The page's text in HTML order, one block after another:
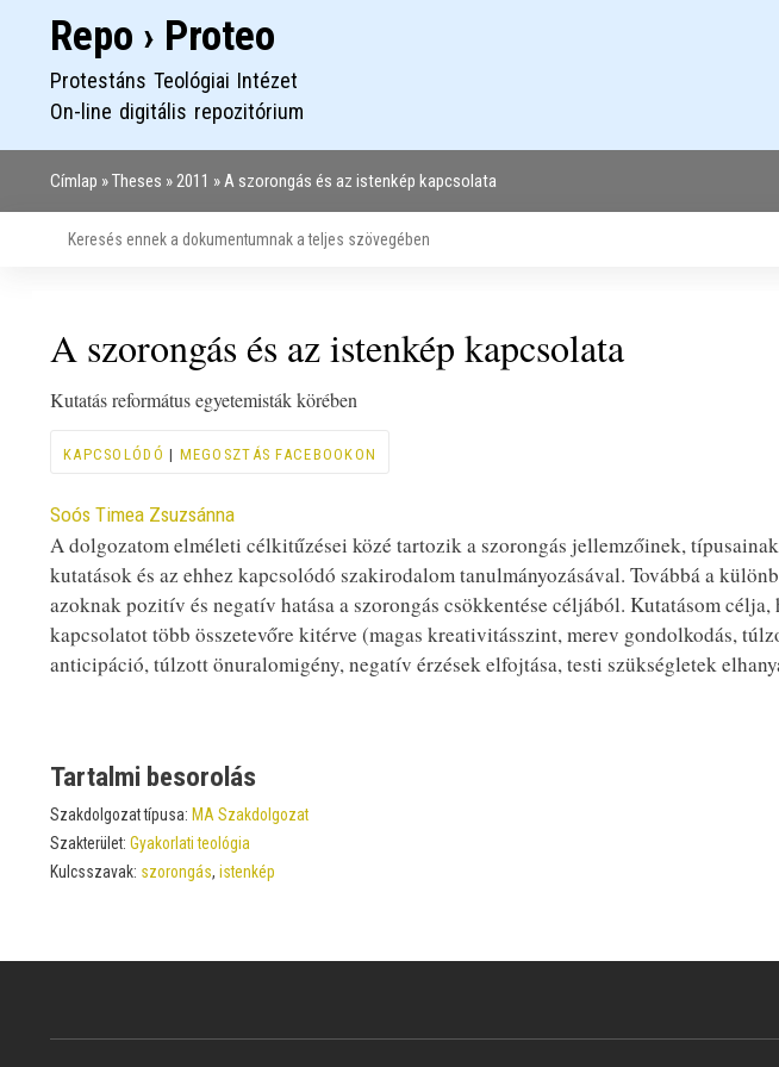
Repo › Proteo
Protestáns Teológiai Intézet
On-line digitális repozitórium
Címlap Theses 2011 A szorongás és az istenkép kapcsolata
A szorongás és az istenkép kapcsolata
Kutatás református egyetemisták körében
KAPCSOLÓDÓ | MEGOSZTÁS FACEBOOKON
Contributor
Soós Timea Zsuzsánna
A dolgozatom elméleti célkitűzései közé tartozik a szorongás jellemzőinek,
kutatások és az ehhez kapcsolódó szakirodalom tanulmányozásával. Továbbá a
azoknak pozitív és negatív hatása a szorongás csökkentése céljából. Kutatásom
kapcsolatot több összetevőre kitérve (magas kreativitásszint, merev gondolkodás,
anticipáció, túlzott önuralomigény, negatív érzések elfojtása, testi szükségletek
Tartalmi besorolás
Szakdolgozat típusa: MA Szakdolgozat
Szakterület: Gyakorlati teológia
Kulcsszavak: szorongás, istenkép